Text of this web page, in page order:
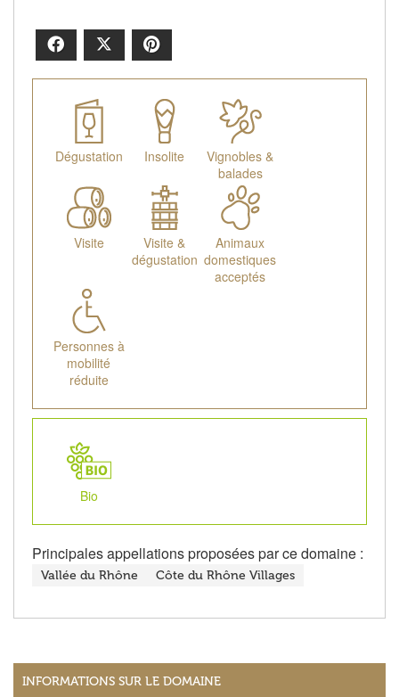
Facebook
Dégustation Insolite
Vignobles &
balades
Visite
Visite &
dégustation
Animaux
domestiques
acceptés
Personnes à
mobilité
réduite
Bio
Principales appellations proposées par ce domaine :
Vallée du Rhône Côte du Rhône Villages
INFORMATIONS SUR LE DOMAINE